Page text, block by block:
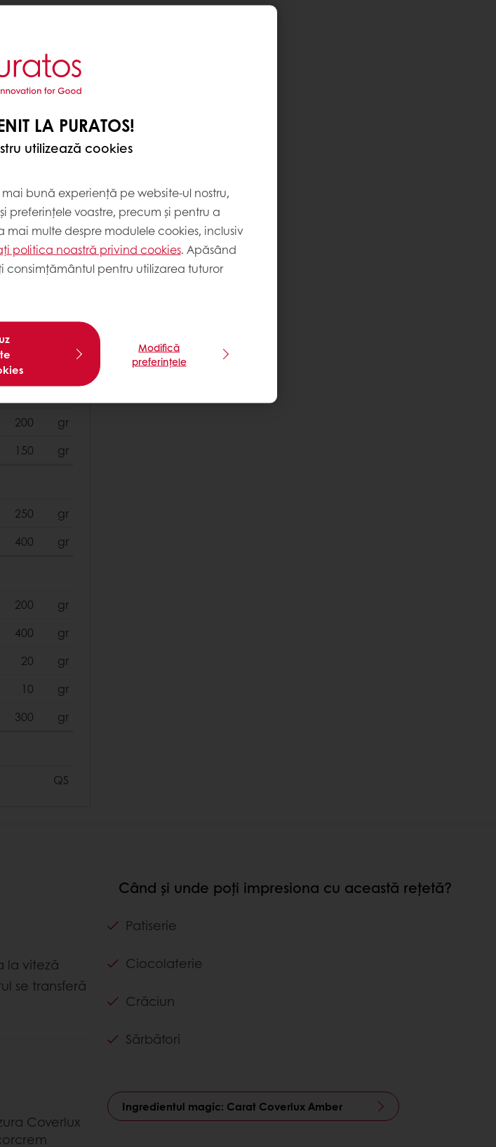
68
gr
50
gr
164
gr
22 gr
150
200
gr
150 gr
250
gr
400 gr
200
gr
400
gr
20
gr
10
gr
300 gr
QS
la viteză
se transferă
Coverlux
Când și unde poți impresiona cu această rețetă?
Patiserie
Ciocolaterie
Crăciun
Sărbători
Ingredientul magic: Carat Coverlux Amber
LA PURATOS!
utilizează cookies
bună experiență pe website-ul nostru,
preferințele voastre, precum și pentru a
mai multe despre modulele cookies, inclusiv
politica noastră privind cookies. Apăsând
pentru utilizarea tuturor
Modifică
preferințele